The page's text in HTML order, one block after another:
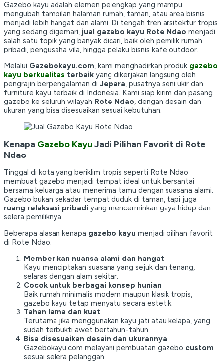
Gazebo kayu adalah elemen pelengkap yang mampu
mengubah tampilan halaman rumah, taman, atau area bisnis
menjadi lebih hangat dan alami. Di tengah tren arsitektur tropis
yang sedang digemari, jual gazebo kayu Rote Ndao menjadi
salah satu topik yang banyak dicari, baik oleh pemilik rumah
pribadi, pengusaha vila, hingga pelaku bisnis kafe outdoor.
Melalui Gazebokayu.com, kami menghadirkan produk gazebo
kayu berkualitas terbaik yang dikerjakan langsung oleh
pengrajin berpengalaman di Jepara, pusatnya seni ukir dan
furniture kayu terbaik di Indonesia. Kami siap kirim dan pasang
gazebo ke seluruh wilayah Rote Ndao, dengan desain dan
ukuran yang bisa disesuaikan sesuai kebutuhan.
Kenapa Gazebo KayuJadi Pilihan Favorit di Rote
Ndao
Tinggal di kota yang beriklim tropis seperti Rote Ndao
membuat gazebo menjadi tempat ideal untuk bersantai
bersama keluarga atau menerima tamu dengan suasana alami.
Gazebo bukan sekadar tempat duduk di taman, tapi juga
ruang relaksasi pribadi yang mencerminkan gaya hidup dan
selera pemiliknya.
Beberapa alasan kenapa gazebo kayu menjadi pilihan favorit
di Rote Ndao:
Memberikan nuansa alami dan hangat
Kayu menciptakan suasana yang sejuk dan tenang,
selaras dengan alam sekitar.
Cocok untuk berbagai konsep hunian
Baik rumah minimalis modern maupun klasik tropis,
gazebo kayu tetap menyatu secara estetik.
Tahan lama dan kuat
Terutama jika menggunakan kayu jati atau kelapa, yang
sudah terbukti awet bertahun-tahun.
Bisa disesuaikan desain dan ukurannya
Gazebokayu.com melayani pembuatan gazebo custom
sesuai selera pelanggan.